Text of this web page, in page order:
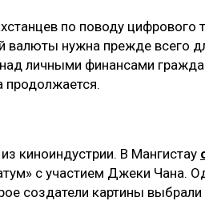
по поводу цифрового
валюты нужна прежде всего
личными финансами
продолжается.
киноиндустрии. В Мангистау
с участием Джеки Чана.
создатели картины выбрали